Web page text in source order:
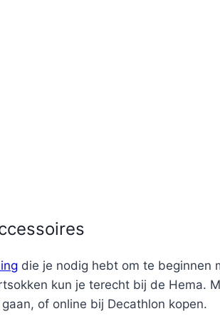
die je nodig hebt om te beginnen
kun je terecht bij de Hema.
of online bij Decathlon kopen.